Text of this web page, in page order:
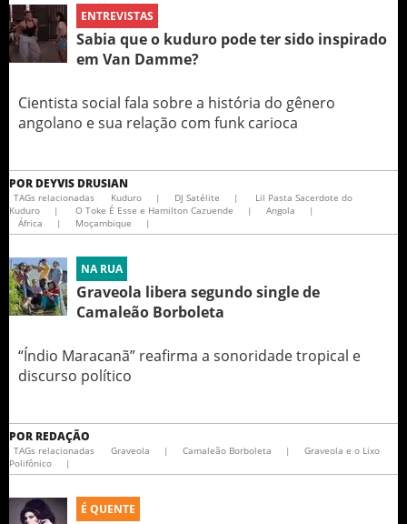
ENTREVISTAS
Sabia que o kuduro pode ter sido inspirado
em Van Damme?
Cientista social fala sobre a história do gênero
angolano e sua relação com funk carioca
POR DEYVIS DRUSIAN
TAGs relacionadas Kuduro | DJ Satélite |
Lil Pasta Sacerdote do
Kuduro
| O Toke É Esse e Hamilton Cazuende | Angola
|
África
| Moçambique |
NA RUA
Graveola libera segundo single de
Camaleão Borboleta
“Índio Maracanã” reafirma a sonoridade tropical e
discurso político
POR REDAÇÃO
TAGs relacionadas Graveola | Camaleão Borboleta |
Graveola e o Lixo
Polifônico
|
É QUENTE